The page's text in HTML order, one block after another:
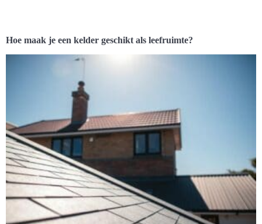
Hoe maak je een kelder geschikt als leefruimte?